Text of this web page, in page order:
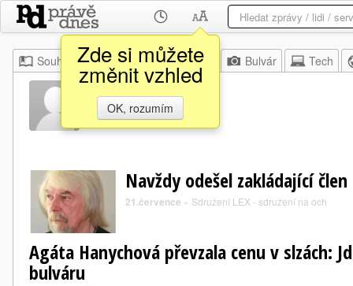
Zde si můžete
změnit vzhled
OK, rozumím
Souhrn Moje Z domova Bulvár Tech
Jirka Král
Navždy odešel zakládající
21.července » Sdružení LEX - sdružení na och
Agáta Hanychová převzala cenu v slzách:
bulváru